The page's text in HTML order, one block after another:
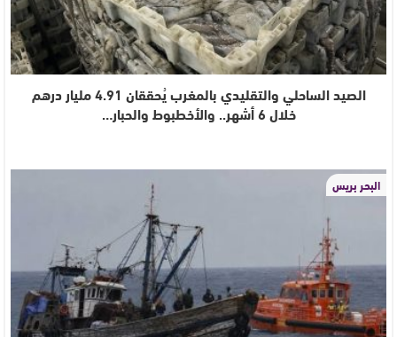
الصيد الساحلي والتقليدي بالمغرب يُحققان 4.91 مليار درهم
خلال 6 أشهر.. والأخطبوط والحبار…
البحر بريس